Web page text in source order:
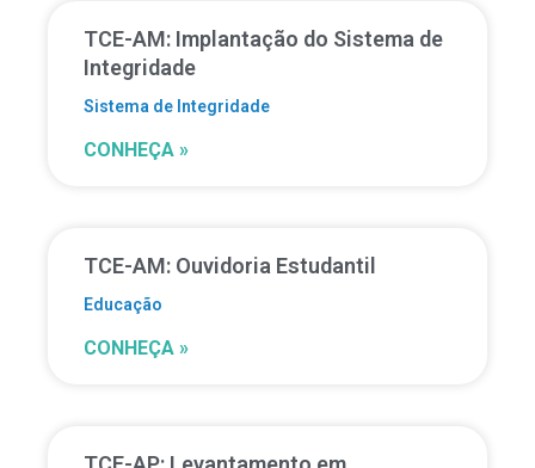
TCE-AM: Implantação do Sistema de
Integridade
Sistema de Integridade
CONHEÇA »
TCE-AM: Ouvidoria Estudantil
Educação
CONHEÇA »